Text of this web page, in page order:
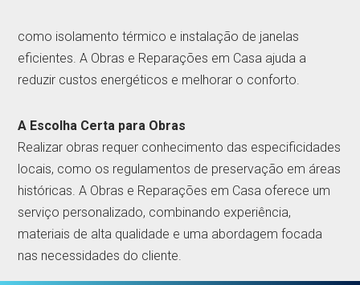
como isolamento térmico e instalação de janelas
eficientes. A Obras e Reparações em Casa ajuda a
reduzir custos energéticos e melhorar o conforto.
A Escolha Certa para Obras
Realizar obras requer conhecimento das especificidades
locais, como os regulamentos de preservação em áreas
históricas. A Obras e Reparações em Casa oferece um
serviço personalizado, combinando experiência,
materiais de alta qualidade e uma abordagem focada
nas necessidades do cliente.